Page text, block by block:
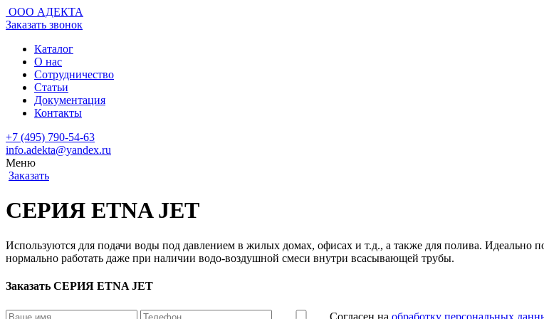
ООО АДЕКТА
Заказать звонок
Каталог
О нас
Сотрудничество
Статьи
Документация
Контакты
+7 (495) 790-54-63
info.adekta@yandex.ru
Меню
Заказать
СЕРИЯ ETNA JET
Используются для подачи воды под давлением в жилых домах, офисах и т.д., а также для полива. Идеально
нормально работать даже при наличии водо-воздушной смеси внутри всасывающей трубы.
Заказать СЕРИЯ ETNA JET